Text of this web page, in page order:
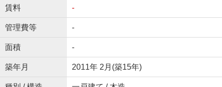
賃料 -
管理費等 -
面積 -
築年月 2011年 2月(築15年)